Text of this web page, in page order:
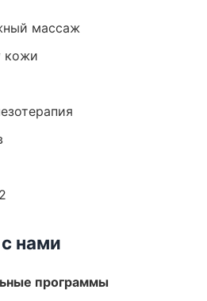
массаж
кожи
нами
программы